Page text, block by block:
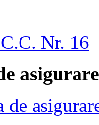
Nr. 16
asigurare
de